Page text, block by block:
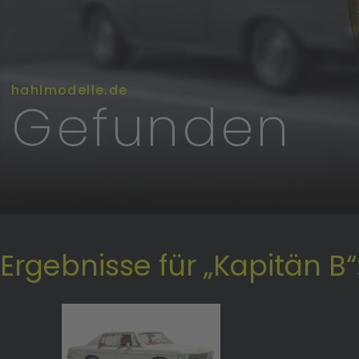
hahlmodelle.de
Gefunden
Ergebnisse für „Kapitän